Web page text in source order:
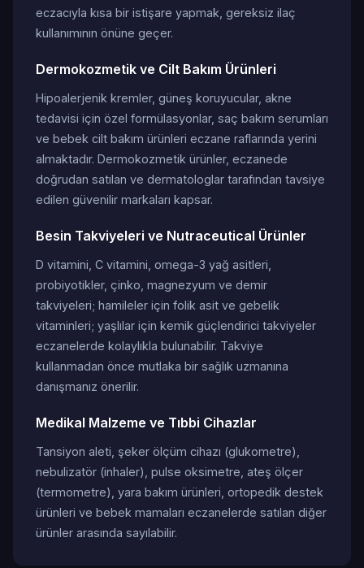
eczacıyla kısa bir istişare yapmak, gereksiz ilaç
kullanımının önüne geçer.
Dermokozmetik ve Cilt Bakım Ürünleri
Hipoalerjenik kremler, güneş koruyucular, akne
tedavisi için özel formülasyonlar, saç bakım serumları
ve bebek cilt bakım ürünleri eczane raflarında yerini
almaktadır. Dermokozmetik ürünler, eczanede
doğrudan satılan ve dermatologlar tarafından tavsiye
edilen güvenilir markaları kapsar.
Besin Takviyeleri ve Nutraceutical Ürünler
D vitamini, C vitamini, omega-3 yağ asitleri,
probiyotikler, çinko, magnezyum ve demir
takviyeleri; hamileler için folik asit ve gebelik
vitaminleri; yaşlılar için kemik güçlendirici takviyeler
eczanelerde kolaylıkla bulunabilir. Takviye
kullanmadan önce mutlaka bir sağlık uzmanına
danışmanız önerilir.
Medikal Malzeme ve Tıbbi Cihazlar
Tansiyon aleti, şeker ölçüm cihazı (glukometre),
nebulizatör (inhaler), pulse oksimetre, ateş ölçer
(termometre), yara bakım ürünleri, ortopedik destek
ürünleri ve bebek mamaları eczanelerde satılan diğer
ürünler arasında sayılabilir.